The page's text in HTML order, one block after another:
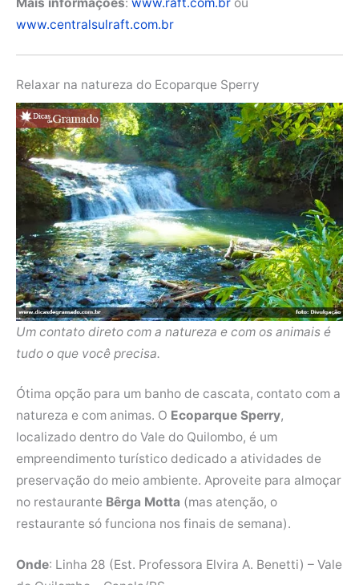
www.centralsulraft.com.br
Relaxar na natureza do Ecoparque Sperry
Um contato direto com a natureza e com os animais é
tudo o que você precisa.
Ótima opção para um banho de cascata, contato com a
natureza e com animas. O Ecoparque Sperry,
localizado dentro do Vale do Quilombo, é um
empreendimento turístico dedicado a atividades de
preservação do meio ambiente. Aproveite para almoçar
no restaurante Bêrga Motta (mas atenção, o
restaurante só funciona nos finais de semana).
Onde: Linha 28 (Est. Professora Elvira A. Benetti) – Vale